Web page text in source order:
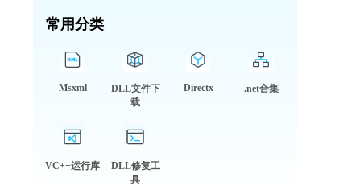
常用分类
Msxml
DLL文件下
载
Directx .net合集
VC++运行库
DLL修复工
具